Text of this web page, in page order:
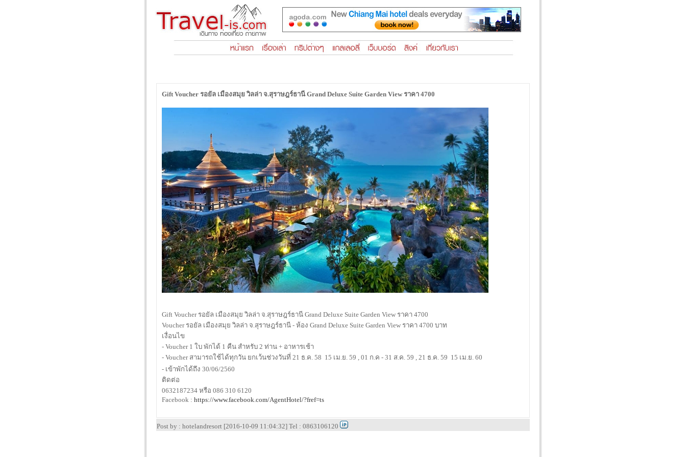
Gift Voucher รอยัล เมืองสมุย วิลล่า จ.สุราษฎร์ธานี Grand Deluxe Suite Garden View ราคา 4700
Gift Voucher รอยัล เมืองสมุย วิลล่า จ.สุราษฎร์ธานี Grand Deluxe Suite Garden View ราคา 4700
Voucher รอยัล เมืองสมุย วิลล่า จ.สุราษฎร์ธานี - ห้อง Grand Deluxe Suite Garden View ราคา 4700 บาท
เงื่อนไข
- Voucher 1 ใบ พักได้ 1 คืน สำหรับ 2 ท่าน + อาหารเช้า
- Voucher สามารถใช้ได้ทุกวัน ยกเว้นช่วงวันที่ 21 ธ.ค. 58  15 เม.ย. 59 , 01 ก.ค - 31 ส.ค. 59 , 21 ธ.ค. 59  15 เม.ย. 60
- เข้าพักได้ถึง 30/06/2560
ติดต่อ
0632187234 หรือ 086 310 6120
Facebook : https://www.facebook.com/AgentHotel/?fref=ts
Post by : hotelandresort [2016-10-09 11:04:32] Tel : 0863106120